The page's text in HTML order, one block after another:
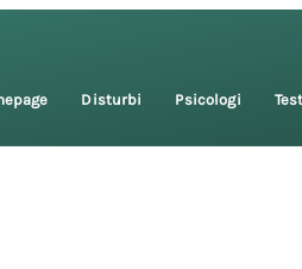
Disturbi Psicologi Test